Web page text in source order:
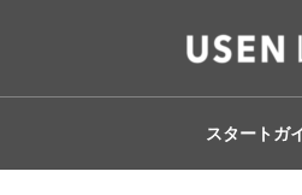
スタートガ